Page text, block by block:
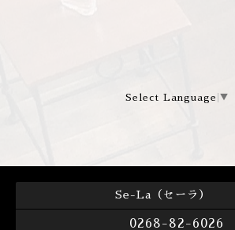
Select Language ▼
Se-La（セーラ）
0268-82-6026